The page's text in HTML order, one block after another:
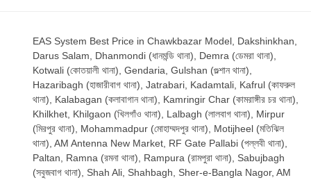
EAS System Best Price in Chawkbazar Model, Dakshinkhan,
Darus Salam, Dhanmondi (ধানমন্ডি থানা), Demra (ডেমরা থানা),
Kotwali (কোতয়ালী থানা), Gendaria, Gulshan (গুল্শান থানা),
Hazaribagh (হাজারীবাগ থানা), Jatrabari, Kadamtali, Kafrul (কাফরুল
থানা), Kalabagan (কলাবাগান থানা), Kamringir Char (কামরাঙ্গীর চর থানা),
Khilkhet, Khilgaon (খিলগাঁও থানা), Lalbagh (লালবাগ থানা), Mirpur
(মিরপুর থানা), Mohammadpur (মোহাম্মদপুর থানা), Motijheel (মতিঝিল
থানা), AM Antenna New Market, RF Gate Pallabi (পল্লবী থানা),
Paltan, Ramna (রমনা থানা), Rampura (রামপুরা থানা), Sabujbagh
(সবুজবাগ থানা), Shah Ali, Shahbagh, Sher-e-Bangla Nagor, AM